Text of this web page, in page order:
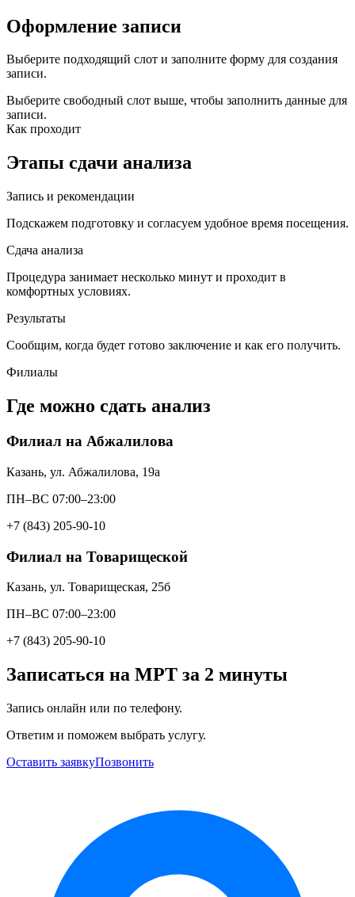
Оформление записи
Выберите подходящий слот и заполните форму для создания
записи.
Выберите свободный слот выше, чтобы заполнить данные для
записи.
Как проходит
Этапы сдачи анализа
Запись и рекомендации
Подскажем подготовку и согласуем удобное время посещения.
Сдача анализа
Процедура занимает несколько минут и проходит в
комфортных условиях.
Результаты
Сообщим, когда будет готово заключение и как его получить.
Филиалы
Где можно сдать анализ
Филиал на Абжалилова
Казань, ул. Абжалилова, 19а
ПН–ВС 07:00–23:00
+7 (843) 205-90-10
Филиал на Товарищеской
Казань, ул. Товарищеская, 25б
ПН–ВС 07:00–23:00
+7 (843) 205-90-10
Записаться на МРТ за 2 минуты
Запись онлайн или по телефону.
Ответим и поможем выбрать услугу.
Оставить заявкуПозвонить